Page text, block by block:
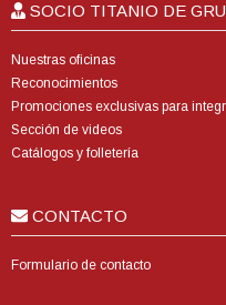
SOCIO TITANIO DE
Nuestras oficinas
Reconocimientos
Promociones exclusivas para
Sección de videos
Catálogos y folletería
CONTACTO
Formulario de contacto